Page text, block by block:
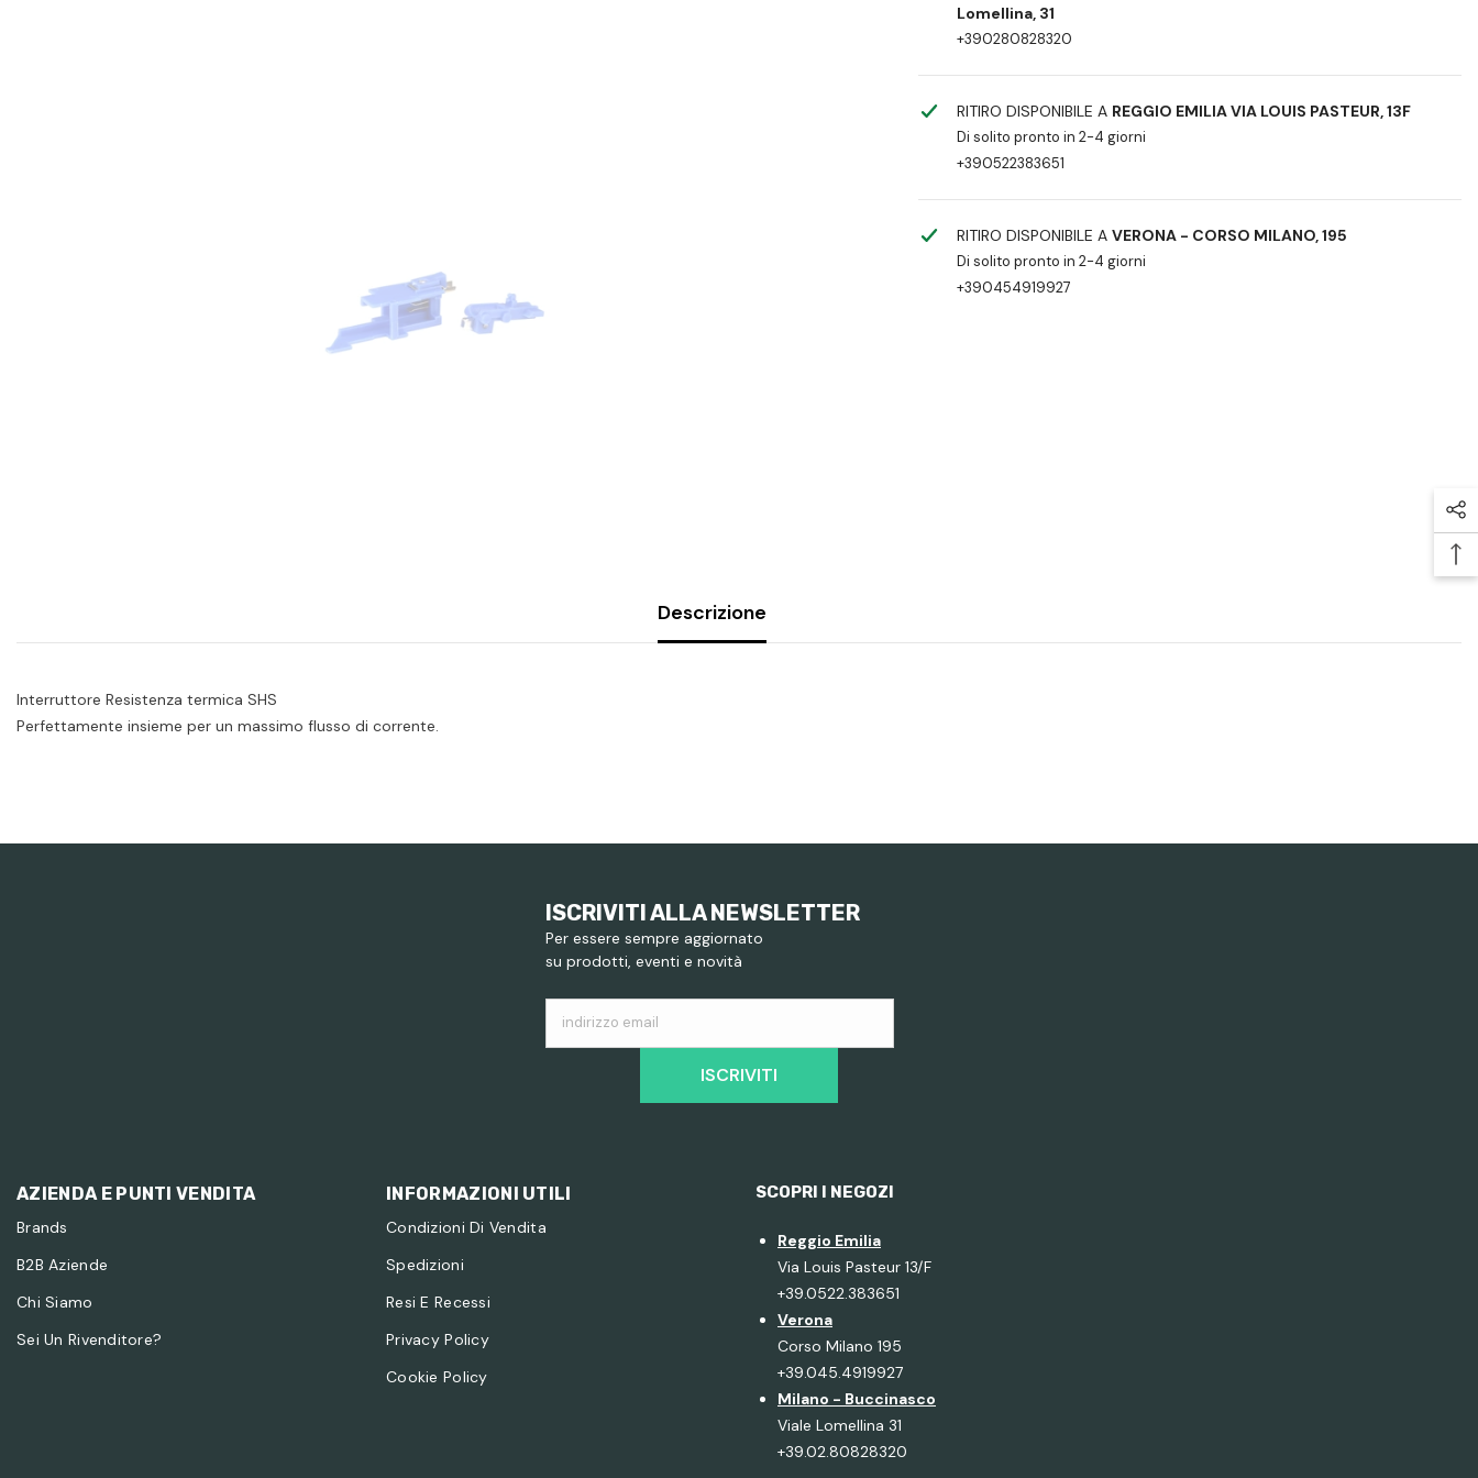
Lomellina, 31
+390280828320
RITIRO DISPONIBILE A REGGIO EMILIA VIA LOUIS PASTEUR, 13F
Di solito pronto in 2-4 giorni
+390522383651
RITIRO DISPONIBILE A VERONA - CORSO MILANO, 195
Di solito pronto in 2-4 giorni
+390454919927
Descrizione
Interruttore Resistenza termica SHS
Perfettamente insieme per un massimo flusso di corrente.
ISCRIVITI ALLA NEWSLETTER
Per essere sempre aggiornato
su prodotti, eventi e novità
indirizzo email
ISCRIVITI
AZIENDA E PUNTI VENDITA
Brands
B2B Aziende
Chi Siamo
Sei Un Rivenditore?
INFORMAZIONI UTILI
Condizioni Di Vendita
Spedizioni
Resi E Recessi
Privacy Policy
Cookie Policy
SCOPRI I NEGOZI
Reggio Emilia
Via Louis Pasteur 13/F
+39.0522.383651
Verona
Corso Milano 195
+39.045.4919927
Milano - Buccinasco
Viale Lomellina 31
+39.02.80828320